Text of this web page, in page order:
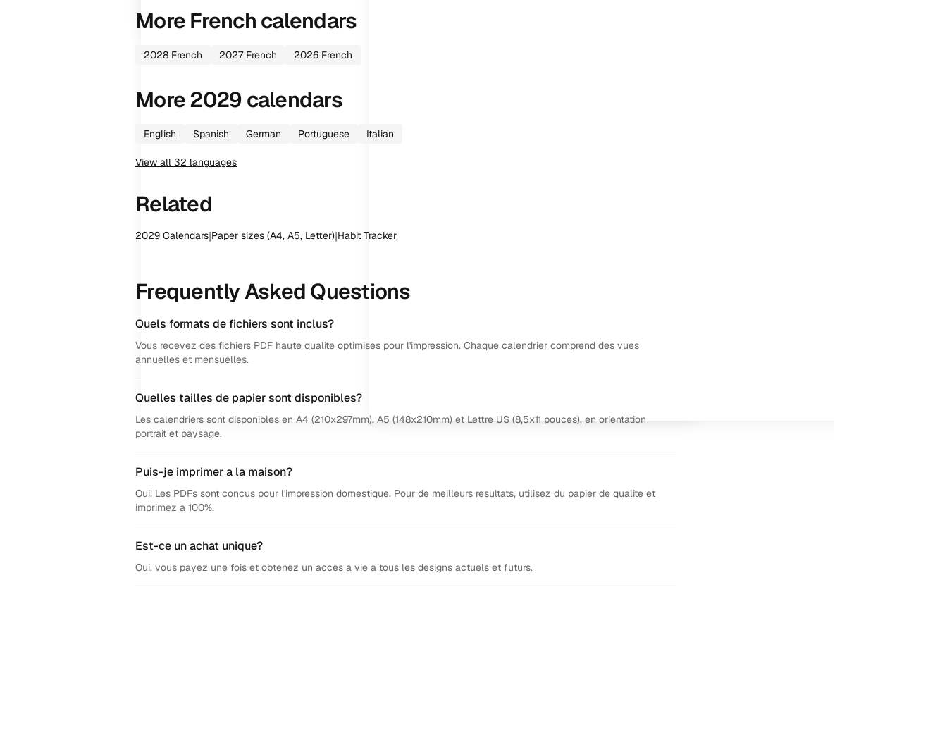
More French calendars
2028 French 2027 French 2026 French
More2029 calendars
English Spanish German Portuguese Italian
View all 32 languages
Related
2029 Calendars|Paper sizes (A4, A5, Letter)|Habit Tracker
Frequently Asked Questions
Quels formats de fichiers sont inclus?
Vous recevez des fichiers PDF haute qualite optimises pour l'impression. Chaque calendrier comprend des vues
annuelles et mensuelles.
Quelles tailles de papier sont disponibles?
Les calendriers sont disponibles en A4 (210x297mm), A5 (148x210mm) et Lettre US (8,5x11 pouces), en orientation
portrait et paysage.
Puis-je imprimer a la maison?
Oui! Les PDFs sont concus pour l'impression domestique. Pour de meilleurs resultats, utilisez du papier de qualite et
imprimez a 100%.
Est-ce un achat unique?
Oui, vous payez une fois et obtenez un acces a vie a tous les designs actuels et futurs.